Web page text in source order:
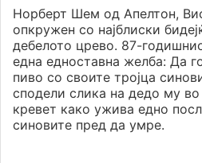
Норберт Шем од Апелтон,
опкружен со најблиски
дебелото црево. 87-
една едноставна желба: Да
пиво со своите тројца
сподели слика на дедо му
кревет како ужива едно
синовите пред да умре.